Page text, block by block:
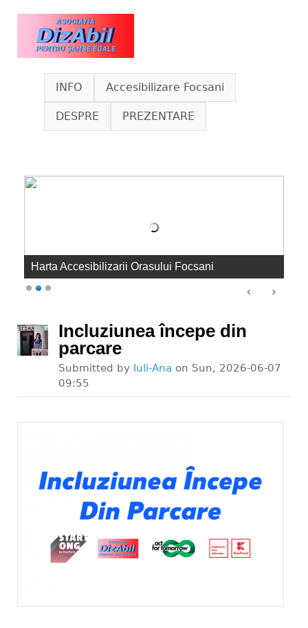
Skip to main content
www.dizabil.eu
INFO Accesibilizare Focsani
DESPRE PREZENTARE
Harta Accesibilizarii Orasului Focsani
Incluziunea începe din
parcare
Submitted by Iuli-Ana on Sun, 2026-06-07
09:55